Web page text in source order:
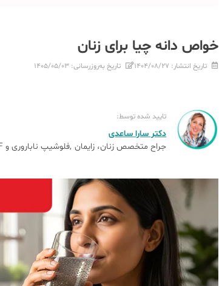
خواص دانه چیا برای زنان
تاریخ انتشار: ۱۴۰۴/۰۸/۲۷ تاریخ به‌روزرسانی: ۱۴۰۵/۰۵/۰۳
تایید شده توسط:
دکتر سارا ساعدی
جراح متخصص زنان، زایمان فلوشیپ ناباروری و IVF